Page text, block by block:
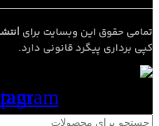
تمامی حقوق این وبسایت برای
کپی برداری پیگرد قانونی دارد.